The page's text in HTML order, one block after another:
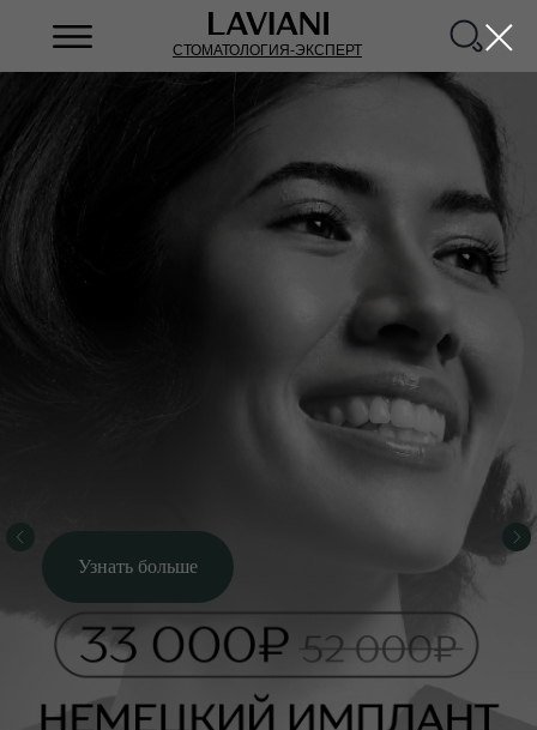
СТОМАТОЛОГИЯ-ЭКСПЕРТ
ВЕРНИТЕ УЛЫБКУ
-40% на имплантацию «Все на 4-х / 6-ти»
Узнать больше
Узнать больше